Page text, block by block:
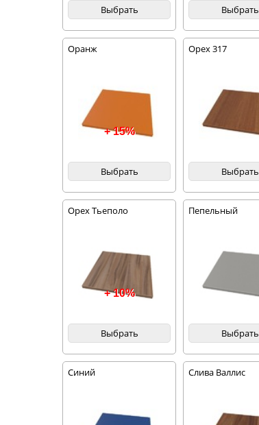
Выбрать Выбрать
Оранж
+ 15%
Выбрать
Орех 317
Выбрать
Орех Тьеполо
+ 10%
Выбрать
Пепельный
Выбрать
Синий Слива Валлис